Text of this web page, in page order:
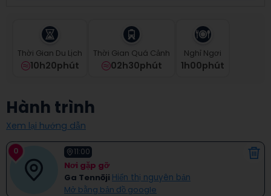
the
question
to
get
the
keyboard
shortcuts
for
changing
Thời Gian Du Lịch
10h20phút
Thời Gian Quá Cảnh
02h30phút
Nghỉ Ngơi
1H00Phút
Hành trình
Xem lại hướng dẫn
0 11:00
Nơi gặp gỡ
Ga Tennōji Hiển thị nguyên bản
Mở bằng bản đồ google